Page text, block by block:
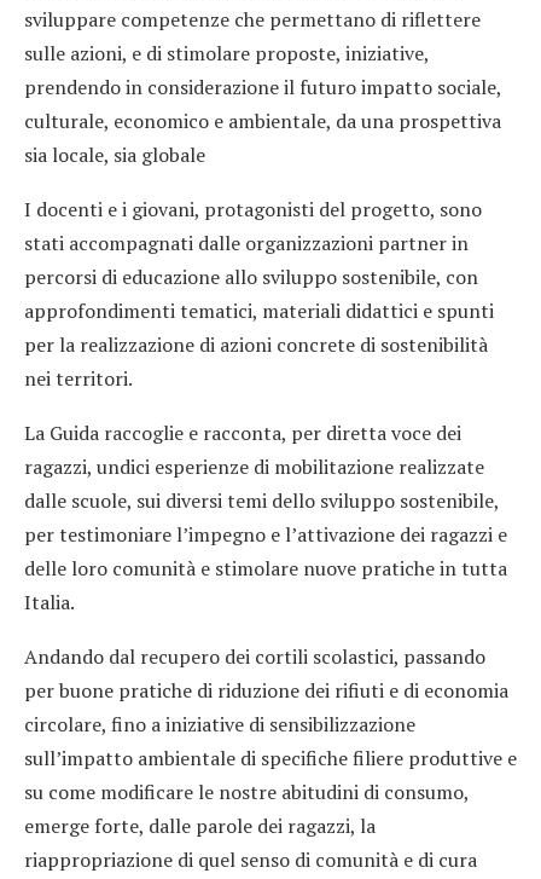
sviluppare competenze che permettano di riflettere
sulle azioni, e di stimolare proposte, iniziative,
prendendo in considerazione il futuro impatto sociale,
culturale, economico e ambientale, da una prospettiva
sia locale, sia globale
I docenti e i giovani, protagonisti del progetto, sono
stati accompagnati dalle organizzazioni partner in
percorsi di educazione allo sviluppo sostenibile, con
approfondimenti tematici, materiali didattici e spunti
per la realizzazione di azioni concrete di sostenibilità
nei territori.
La Guida raccoglie e racconta, per diretta voce dei
ragazzi, undici esperienze di mobilitazione realizzate
dalle scuole, sui diversi temi dello sviluppo sostenibile,
per testimoniare l’impegno e l’attivazione dei ragazzi e
delle loro comunità e stimolare nuove pratiche in tutta
Italia.
Andando dal recupero dei cortili scolastici, passando
per buone pratiche di riduzione dei rifiuti e di economia
circolare, fino a iniziative di sensibilizzazione
sull’impatto ambientale di specifiche filiere produttive e
su come modificare le nostre abitudini di consumo,
emerge forte, dalle parole dei ragazzi, la
riappropriazione di quel senso di comunità e di cura